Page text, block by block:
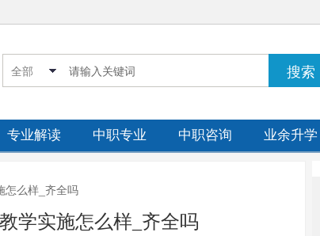
专业解读 中职专业 中职咨询 业余升学
怎么样_齐全吗
学实施怎么样_齐全吗